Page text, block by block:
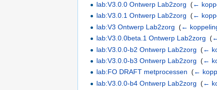
lab:V3.0.0 Ontwerp Lab2zorg ‎(←
lab:V3.0.1 Ontwerp Lab2zorg ‎(←
lab:V3 Ontwerp Lab2zorg ‎(←
lab:V3.0.0beta.1 Ontwerp Lab2zorg ‎(
lab:V3.0.0-b2 Ontwerp Lab2zorg ‎(←
lab:V3.0.0-b3 Ontwerp Lab2zorg ‎(←
lab:FO DRAFT metprocessen ‎(←
lab:V3.0.0-b4 Ontwerp Lab2zorg ‎(←